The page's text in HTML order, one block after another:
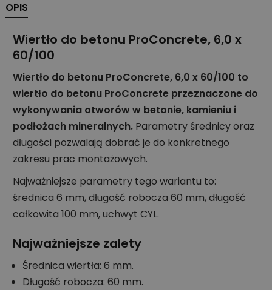
OPIS
Wiertło do betonu ProConcrete, 6,0 x
60/100
Wiertło do betonu ProConcrete, 6,0 x 60/100 to
wiertło do betonu ProConcrete przeznaczone do
wykonywania otworów w betonie, kamieniu i
podłożach mineralnych. Parametry średnicy oraz
długości pozwalają dobrać je do konkretnego
zakresu prac montażowych.
Najważniejsze parametry tego wariantu to:
średnica 6 mm, długość robocza 60 mm, długość
całkowita 100 mm, uchwyt CYL.
Najważniejsze zalety
Średnica wiertła: 6 mm.
Długość robocza: 60 mm.